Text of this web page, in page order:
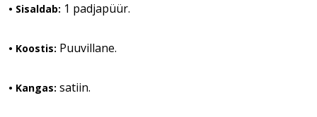
• Sisaldab: 1 padjapüür.
• Koostis: Puuvillane.
• Kangas: satiin.